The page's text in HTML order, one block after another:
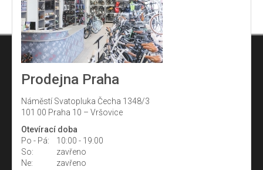
Prodejna Praha
Náměstí Svatopluka Čecha 1348/3
101 00 Praha 10 – Vršovice
Otevírací doba
Po - Pá:
10:00 - 19:00
So:
zavřeno
Ne:
zavřeno